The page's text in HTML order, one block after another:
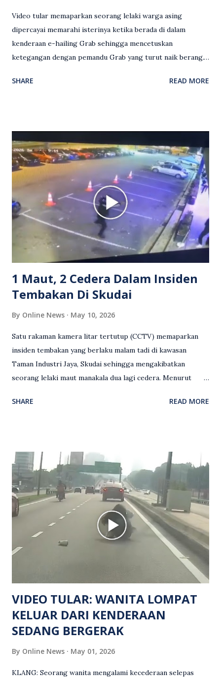
Video tular memaparkan seorang lelaki warga asing
dipercayai memarahi isterinya ketika berada di dalam
kenderaan e-hailing Grab sehingga mencetuskan
ketegangan dengan pemandu Grab yang turut naik berang.
antara seorang lelaki warga asing dengan pemandu Grab
Grab bertindak mempertahankan wanita terbabit sebelum
berlaku pertikaman lidah antara kedua-dua pihak. Video
berkenaan kini tular di media sosial dan mendapat pelbagai
reaksi orang ramai. Antara komen orang awam yang tular di
media sosial mengenai insiden tersebut ialah ramai yang
meluahkan rasa marah terhadap tindakan lelaki berkenaan
serta memuji pemandu Grab kerana campur tangan.
Sebahagian netizen turut meminta pihak berkuasa
mengambil tindakan tegas, manakala ada yang bersimpati
terhadap wanita dipercayai menjadi mangs...
SHARE READ MORE
1 Maut, 2 Cedera Dalam Insiden
Tembakan Di Skudai
By Online News May 10, 2026
Satu rakaman kamera litar tertutup (CCTV) memaparkan
insiden tembakan yang berlaku malam tadi di kawasan
Taman Industri Jaya, Skudai sehingga mengakibatkan
seorang lelaki maut manakala dua lagi cedera. Menurut
kejadian berlaku sekitar jam 11 malam dan pihak polis
hiburan di kawasan berkenaan. Seorang mangsa disahkan
meninggal dunia di lokasi kejadian akibat terkena tembakan,
manakala seorang lagi mangsa mengalami kecederaan.
Turut dipercayai terdapat seorang lagi individu cedera
namun identitinya masih belum dikenal pasti selepas dibawa
keluar dari lokasi oleh kenalannya. Polis kini sedang giat
mengesan dua suspek yang masih bebas bagi membantu
siasatan lanjut. Kes disiasat mengikut Seksyen 302 Kanun
Keseksaan kerana membunuh. Orang ramai yang mempunyai
maklumat diminta t...
SHARE READ MORE
VIDEO TULAR: WANITA LOMPAT
KELUAR DARI KENDERAAN
SEDANG BERGERAK
By Online News May 01, 2026
KLANG: Seorang wanita mengalami kecederaan selepas